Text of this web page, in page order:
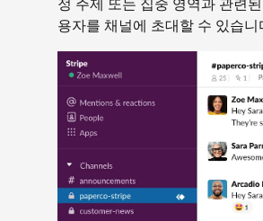
정 주제 또는 집중 영역과 관련
용자를 채널에 초대할 수 있습니